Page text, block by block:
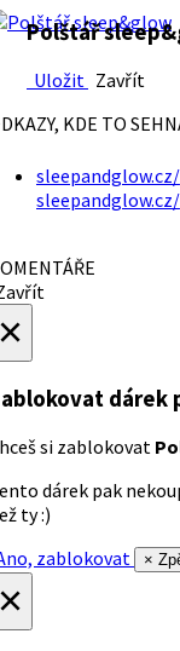
Polštář
Uložit Zavřít
KDE TO
dárek
si zablokovat
dárek pak
ty :)
zablokovat
×